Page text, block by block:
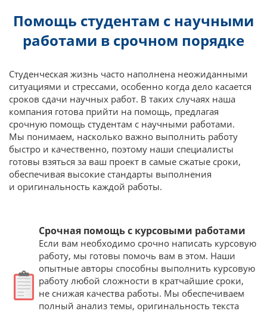
Помощь студентам с научными
работами в срочном порядке
Студенческая жизнь часто наполнена неожиданными
ситуациями и стрессами, особенно когда дело касается
сроков сдачи научных работ. В таких случаях наша
компания готова прийти на помощь, предлагая
срочную помощь студентам с научными работами.
Мы понимаем, насколько важно выполнить работу
быстро и качественно, поэтому наши специалисты
готовы взяться за ваш проект в самые сжатые сроки,
обеспечивая высокие стандарты выполнения
и оригинальность каждой работы.
Срочная помощь с курсовыми работами
Если вам необходимо срочно написать курсовую
работу, мы готовы помочь вам в этом. Наши
опытные авторы способны выполнить курсовую
работу любой сложности в кратчайшие сроки,
не снижая качества работы. Мы обеспечиваем
полный анализ темы, оригинальность текста